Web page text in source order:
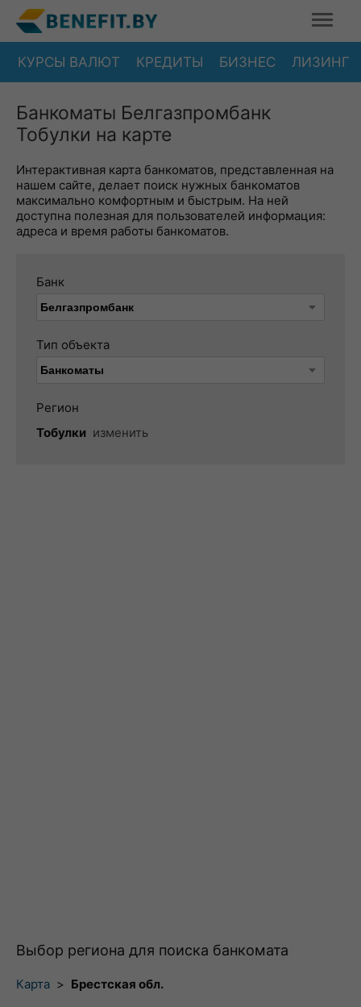
КУРСЫ ВАЛЮТ КРЕДИТЫ БИЗНЕС ЛИЗИНГ
Банкоматы Белгазпромбанк
Тобулки на карте
Интерактивная карта банкоматов, представленная на
нашем сайте, делает поиск нужных банкоматов
максимально комфортным и быстрым. На ней
доступна полезная для пользователей информация:
адреса и время работы банкоматов.
Банк
Тип объекта
Регион
Тобулки изменить
Выбор региона для поиска банкомата
Карта > Брестская обл.